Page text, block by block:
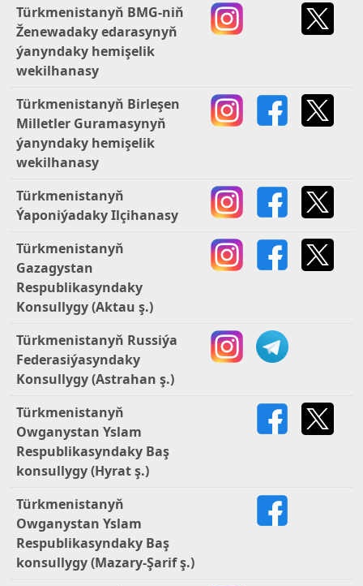
Türkmenistanyň BMG-niň
Ženewadaky edarasynyň
ýanyndaky hemişelik
wekilhanasy
Türkmenistanyň Birleşen
Milletler Guramasynyň
ýanyndaky hemişelik
wekilhanasy
Türkmenistanyň
Ýaponiýadaky Ilçihanasy
Türkmenistanyň
Gazagystan
Respublikasyndaky
Konsullygy (Aktau ş.)
Türkmenistanyň Russiýa
Federasiýasyndaky
Konsullygy (Astrahan ş.)
Türkmenistanyň
Owganystan Yslam
Respublikasyndaky Baş
konsullygy (Hyrat ş.)
Türkmenistanyň
Owganystan Yslam
Respublikasyndaky Baş
konsullygy (Mazary-Şarif ş.)